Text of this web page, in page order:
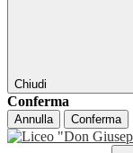
Chiudi
Conferma
Annulla Conferma